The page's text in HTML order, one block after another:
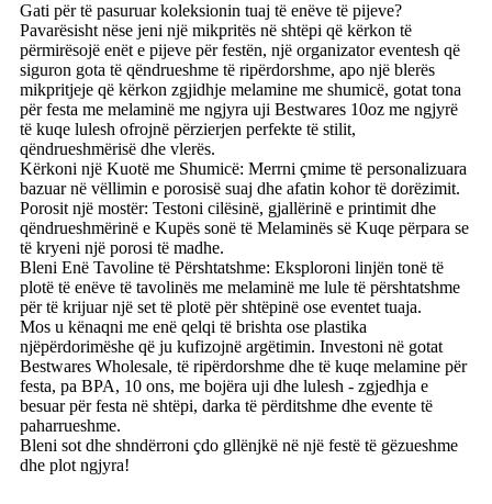
Gati për të pasuruar koleksionin tuaj të enëve të pijeve?
Pavarësisht nëse jeni një mikpritës në shtëpi që kërkon të
përmirësojë enët e pijeve për festën, një organizator eventesh që
siguron gota të qëndrueshme të ripërdorshme, apo një blerës
mikpritjeje që kërkon zgjidhje melamine me shumicë, gotat tona
për festa me melaminë me ngjyra uji Bestwares 10oz me ngjyrë
të kuqe lulesh ofrojnë përzierjen perfekte të stilit,
qëndrueshmërisë dhe vlerës.
Kërkoni një Kuotë me Shumicë: Merrni çmime të personalizuara
bazuar në vëllimin e porosisë suaj dhe afatin kohor të dorëzimit.
Porosit një mostër: Testoni cilësinë, gjallërinë e printimit dhe
qëndrueshmërinë e Kupës sonë të Melaminës së Kuqe përpara se
të kryeni një porosi të madhe.
Bleni Enë Tavoline të Përshtatshme: Eksploroni linjën tonë të
plotë të enëve të tavolinës me melaminë me lule të përshtatshme
për të krijuar një set të plotë për shtëpinë ose eventet tuaja.
Mos u kënaqni me enë qelqi të brishta ose plastika
njëpërdorimëshe që ju kufizojnë argëtimin. Investoni në gotat
Bestwares Wholesale, të ripërdorshme dhe të kuqe melamine për
festa, pa BPA, 10 ons, me bojëra uji dhe lulesh - zgjedhja e
besuar për festa në shtëpi, darka të përditshme dhe evente të
paharrueshme.
Bleni sot dhe shndërroni çdo gllënjkë në një festë të gëzueshme
dhe plot ngjyra!